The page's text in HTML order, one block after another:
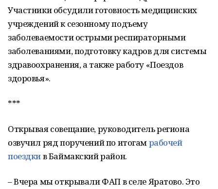
Участники обсудили готовность медицинских
учреждений к сезонному подъему
заболеваемости острыми респираторными
заболеваниями, подготовку кадров для системы
здравоохранения, а также работу «Поездов
здоровья».
***
Открывая совещание, руководитель региона
озвучил ряд поручений по итогамрабочей
поездкив Баймакский район.
– Вчера мы открывали ФАП в селе Яратово. Это